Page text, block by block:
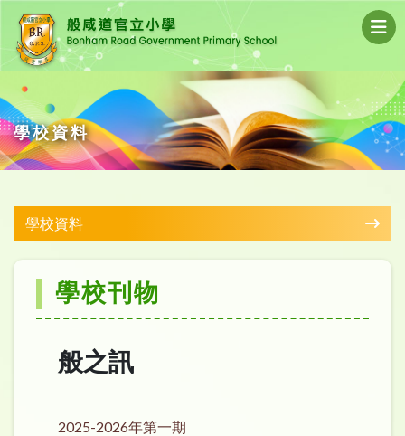
學校資料
學校資料
學校刊物
般之訊
2025-2026年第一期